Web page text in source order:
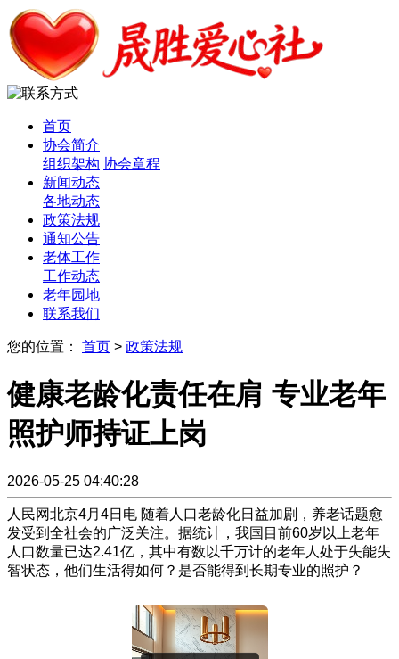
首页
协会简介
组织架构 协会章程
新闻动态
各地动态
政策法规
通知公告
老体工作
工作动态
老年园地
联系我们
您的位置： 首页 > 政策法规
健康老龄化责任在肩 专业老年
照护师持证上岗
2026-05-25 04:40:28
人民网北京4月4日电 随着人口老龄化日益加剧，养老话题愈
发受到全社会的广泛关注。据统计，我国目前60岁以上老年
人口数量已达2.41亿，其中有数以千万计的老年人处于失能失
智状态，他们生活得如何？是否能得到长期专业的照护？